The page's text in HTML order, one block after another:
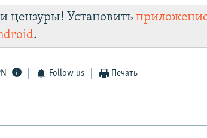
цензуры! Установить
.
Follow us Печать